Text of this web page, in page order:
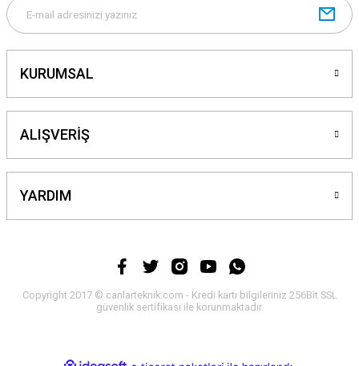
KURUMSAL
ALIŞVERİŞ
YARDIM
Copyright 2017 © canlarteknik.com - Kredi kartı bilgileriniz 256Bit SSL
güvenlik sertifikası ile korunmaktadır.